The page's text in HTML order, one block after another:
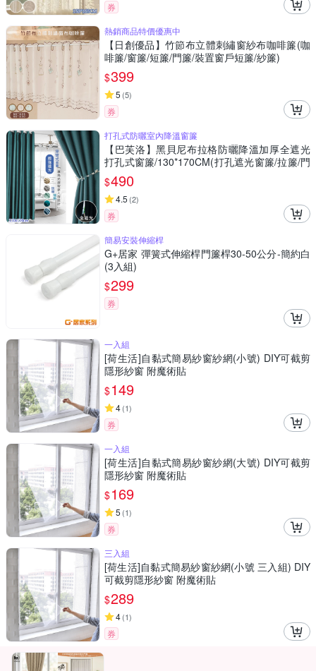
券
熱銷商品特價優惠中
【日創優品】竹節布立體刺繡窗紗布咖啡簾(咖
啡簾/窗簾/短簾/門簾/裝置窗戶短簾/紗簾)
$399
5 (5)
券
打孔式防曬室內降溫窗簾
【巴芙洛】黑貝尼布拉格防曬降溫加厚全遮光
打孔式窗簾/130*170CM(打孔遮光窗簾/拉簾/門
簾/風水簾)
$490
4.5 (2)
券
簡易安裝伸縮桿
G+居家 彈簧式伸縮桿門簾桿30-50公分-簡約白
(3入組)
$299
券
一入組
[荷生活]自黏式簡易紗窗紗網(小號) DIY可截剪
隱形紗窗 附魔術貼
$149
4(1)
券
一入組
[荷生活]自黏式簡易紗窗紗網(大號) DIY可截剪
隱形紗窗 附魔術貼
$169
5 (1)
券
三入組
[荷生活]自黏式簡易紗窗紗網(小號 三入組) DIY
可截剪隱形紗窗 附魔術貼
$289
4(1)
券